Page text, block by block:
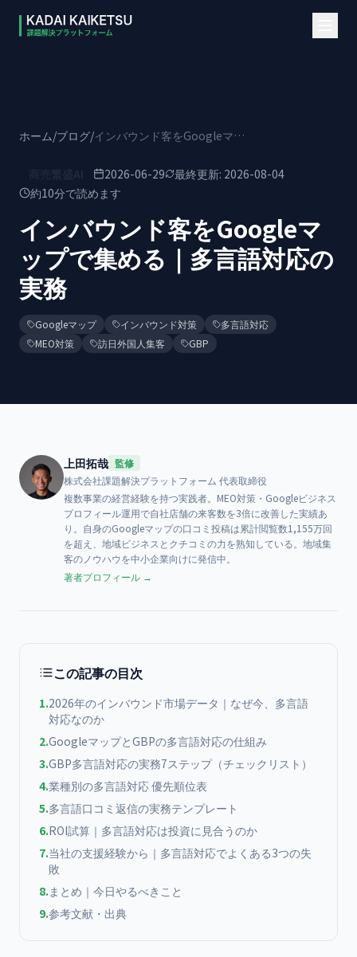
ホーム/ブログ/ インバウンド客をGoogleマップで集める｜多言語対応の実務
2026-06-29 最終更新: 2026-08-04
約10分で読めます
インバウンド客をGoogleマ
ップで集める｜多言語対応の
実務
Googleマップ インバウンド対策
多言語対応
MEO対策
訪日外国人集客 GBP
上田拓哉 監修
株式会社課題解決プラットフォーム 代表取締役
複数事業の経営経験を持つ実践者。MEO対策・Googleビジネス
プロフィール運用で自社店舗の来客数を3倍に改善した実績あ
り。自身のGoogleマップの口コミ投稿は累計閲覧数1,155万回
を超え、地域ビジネスとクチコミの力を熟知している。地域集
客のノウハウを中小企業向けに発信中。
著者プロフィール →
この記事の目次
1.2026年のインバウンド市場データ｜なぜ今、多言語
対応なのか
2.GoogleマップとGBPの多言語対応の仕組み
3.GBP多言語対応の実務7ステップ（チェックリスト）
4.業種別の多言語対応 優先順位表
5.多言語口コミ返信の実務テンプレート
6.ROI試算｜多言語対応は投資に見合うのか
7.当社の支援経験から｜多言語対応でよくある3つの失
敗
8.まとめ｜今日やるべきこと
9.参考文献・出典